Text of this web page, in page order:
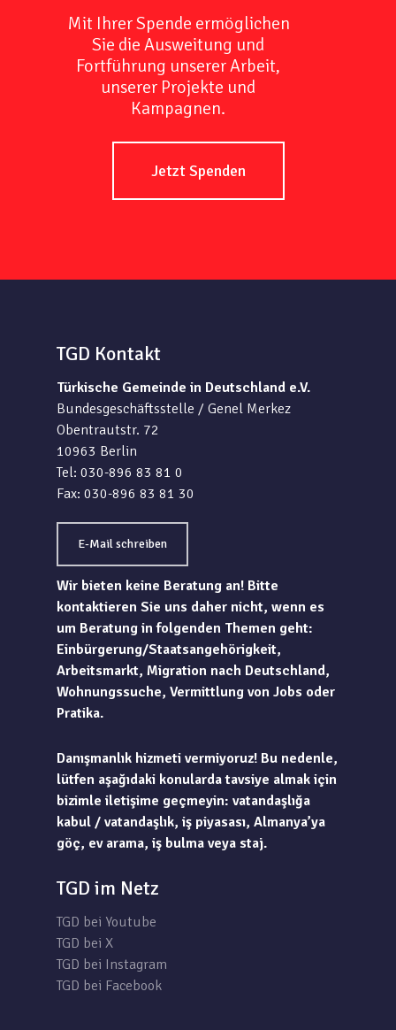
Mit Ihrer Spende ermöglichen
Sie die Ausweitung und
Fortführung unserer Arbeit,
unserer Projekte und
Kampagnen.
Jetzt Spenden
TGD Kontakt
Türkische Gemeinde in Deutschland e.V.
Bundesgeschäftsstelle / Genel Merkez
Obentrautstr. 72
10963 Berlin
Tel: 030-896 83 81 0
Fax: 030-896 83 81 30
E-Mail schreiben
Wir bieten keine Beratung an! Bitte
kontaktieren Sie uns daher nicht, wenn es
um Beratung in folgenden Themen geht:
Einbürgerung/Staatsangehörigkeit,
Arbeitsmarkt, Migration nach Deutschland,
Wohnungssuche, Vermittlung von Jobs oder
Pratika.
Danışmanlık hizmeti vermiyoruz! Bu nedenle,
lütfen aşağıdaki konularda tavsiye almak için
bizimle iletişime geçmeyin: vatandaşlığa
kabul / vatandaşlık, iş piyasası, Almanya’ya
göç, ev arama, iş bulma veya staj.
TGD im Netz
TGD bei Youtube
TGD bei X
TGD bei Instagram
TGD bei Facebook